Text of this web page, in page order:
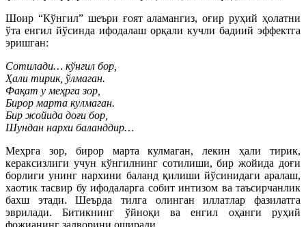
Шоир “Кўнгил” шеъри ғоят аламангиз, оғир руҳий ҳолатни
ўта енгил йўсинда ифодалаш орқали кучли бадиий эффектга
эришган:
Сотилади… кўнгил бор,
Ҳали тирик, ўлмаган.
Фақат у меҳрга зор,
Бирор марта кулмаган.
Бир жойида доғи бор,
Шундан нархи баланддир…
Меҳрга зор, бирор марта кулмаган, лекин ҳали тирик,
кераксизлиги учун кўнгилнинг сотилиши, бир жойида доғи
борлиги унинг нархини баланд қилиши йўсинидаги аралаш,
хаотик тасвир бу ифодаларга собит интизом ва таъсирчанлик
бахш этади. Шеърда тилга олинган иллатлар фазилатга
эврилади. Битикнинг ўйноқи ва енгил оҳанги руҳий